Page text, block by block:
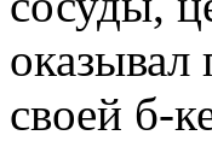
своей б-